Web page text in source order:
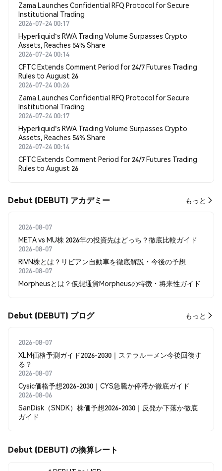
Zama Launches Confidential RFQ Protocol for Secure
Institutional Trading
2026-07-24 00:17
Hyperliquid's RWA Trading Volume Surpasses Crypto
Assets, Reaches 54% Share
2026-07-24 00:14
CFTC Extends Comment Period for 24/7 Futures Trading
Rules to August 26
2026-07-24 00:26
Zama Launches Confidential RFQ Protocol for Secure
Institutional Trading
2026-07-24 00:17
Hyperliquid's RWA Trading Volume Surpasses Crypto
Assets, Reaches 54% Share
2026-07-24 00:14
CFTC Extends Comment Period for 24/7 Futures Trading
Rules to August 26
Debut (DEBUT) アカデミー もっと
2026-08-07
META vs MU株 2026年の投資先はどっち？徹底比較ガイド
2026-08-07
RIVN株とは？リビアン自動車を徹底解説・今後の予想
2026-08-07
Morpheusとは？仮想通貨Morpheusの特徴・将来性ガイド
Debut (DEBUT) ブログ もっと
2026-08-07
XLM価格予測ガイド2026-2030｜ステラルーメン今後回復す
る？
2026-08-07
Cysic価格予想2026-2030｜CYS急騰か停滞か徹底ガイド
2026-08-06
SanDisk（SNDK）株価予想2026-2030｜反発か下落か徹底
ガイド
Debut (DEBUT) の換算レート